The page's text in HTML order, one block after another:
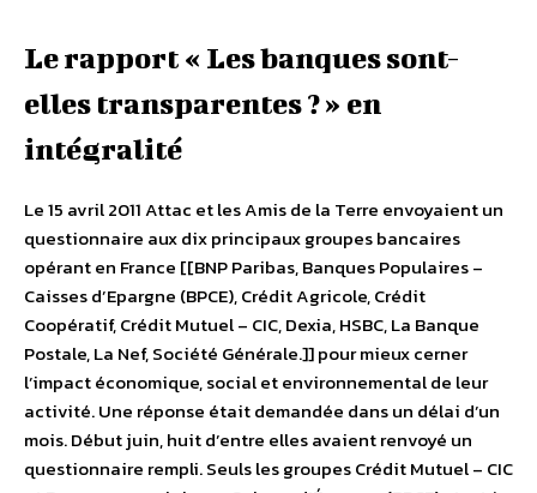
Le rapport « Les banques sont-
elles transparentes ? » en
intégralité
Le 15 avril 2011 Attac et les Amis de la Terre envoyaient un
questionnaire aux dix principaux groupes bancaires
opérant en France [[BNP Paribas, Banques Populaires –
Caisses d’Epargne (BPCE), Crédit Agricole, Crédit
Coopératif, Crédit Mutuel – CIC, Dexia, HSBC, La Banque
Postale, La Nef, Société Générale.]] pour mieux cerner
l’impact économique, social et environnemental de leur
activité. Une réponse était demandée dans un délai d’un
mois. Début juin, huit d’entre elles avaient renvoyé un
questionnaire rempli. Seuls les groupes Crédit Mutuel – CIC